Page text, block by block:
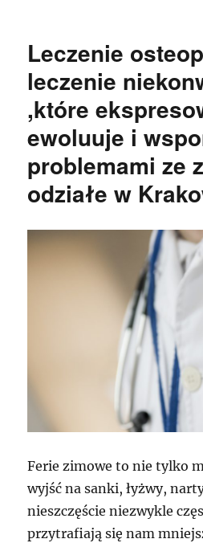
Leczenie
leczenie
,które
ewoluuje i
problemami ze
odziałe w
Ferie zimowe to nie tylko
wyjść na sanki, łyżwy,
nieszczęście niezwykle
przytrafiają się nam